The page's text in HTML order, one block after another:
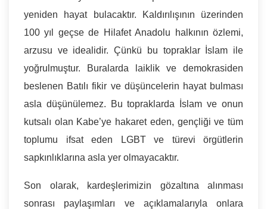
yeniden hayat bulacaktır. Kaldırılışının üzerinden
100 yıl geçse de Hilafet Anadolu halkının özlemi,
arzusu ve idealidir. Çünkü bu topraklar İslam ile
yoğrulmuştur. Buralarda laiklik ve demokrasiden
beslenen Batılı fikir ve düşüncelerin hayat bulması
asla düşünülemez. Bu topraklarda İslam ve onun
kutsalı olan Kabe’ye hakaret eden, gençliği ve tüm
toplumu ifsat eden LGBT ve türevi örgütlerin
sapkınlıklarına asla yer olmayacaktır.
Son olarak, kardeşlerimizin gözaltına alınması
sonrası paylaşımları ve açıklamalarıyla onlara